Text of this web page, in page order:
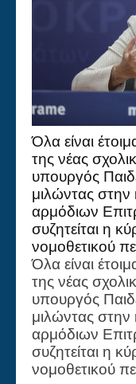
Όλα είναι
της νέας
υπουργός
μιλώντας στην
αρμόδιων
συζητείται η
νομοθετικού
Όλα είναι
της νέας
υπουργός
μιλώντας στην
αρμόδιων
συζητείται η
νομοθετικού